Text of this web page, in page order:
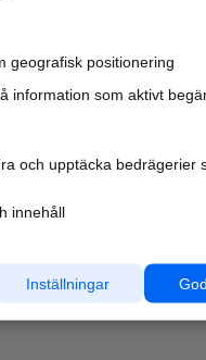
geografisk positionering
information som aktivt
och upptäcka bedrägerier
innehåll
Inställningar